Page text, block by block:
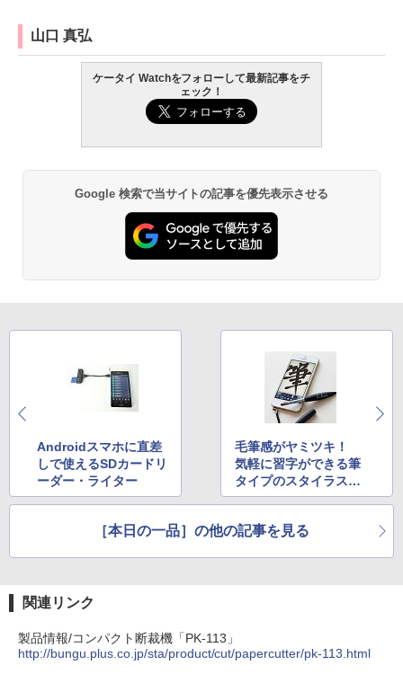
山口 真弘
ケータイ Watchをフォローして最新記事をチ
ェック！
Google 検索で当サイトの記事を優先表示させる
Androidスマホに直差
しで使えるSDカードリ
ーダー・ライター
毛筆感がヤミツキ！
気軽に習字ができる筆
タイプのスタイラスペ
ン
［本日の一品］の他の記事を見る
関連リンク
製品情報/コンパクト断裁機「PK-113」
http://bungu.plus.co.jp/sta/product/cut/papercutter/pk-113.html